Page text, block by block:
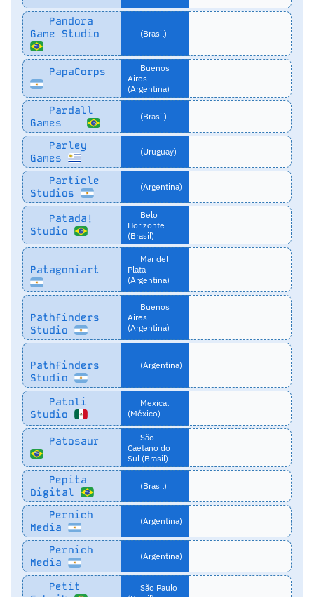
Pandora
Game Studio
(Brasil)
PapaCorps
Buenos
Aires
(Argentina)
Pardall
Games
(Brasil)
Parley
Games
(Uruguay)
Particle
Studios
(Argentina)
Patada!
Studio
Belo
Horizonte
(Brasil)
Patagoniart
Mar del
Plata
(Argentina)
Pathfinders
Studio
Buenos
Aires
(Argentina)
Pathfinders
Studio
(Argentina)
Patoli
Studio
Mexicali
(México)
Patosaur
São
Caetano do
Sul (Brasil)
Pepita
Digital
(Brasil)
Pernich
Media
(Argentina)
Pernich
Media
(Argentina)
Petit
São Paulo